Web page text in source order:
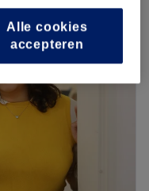
10:00–18:00
10:00–18:00
11:00–18:00
Gesloten
in één
weer stralen,
Alle cookies
accepteren